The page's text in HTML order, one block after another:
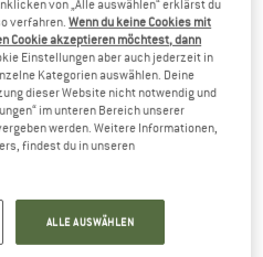
den Versandkosten. Öffnet sich in
von „Alle auswählen“ erklärst du
verfahren.Wenn du keine Cookies mit
Cookie akzeptieren möchtest, dann
Einstellungen aber auch jederzeit in
Kategorien auswählen. Deine
dieser Website nicht notwendig und
im unteren Bereich unserer
werden. Weitere Informationen,
findest du in unseren
ALLE AUSWÄHLEN